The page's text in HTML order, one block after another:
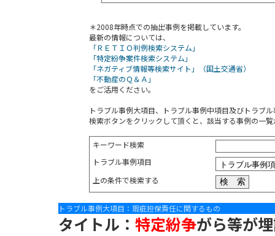
＊2008年時点での抽出事例を掲載しています。
最新の情報については、
「ＲＥＴＩＯ判例検索システム」
「特定紛争案件検索システム」
「ネガティブ情報等検索サイト」（国土交通省）
「不動産のＱ＆Ａ」
をご活用ください。
トラブル事例大項目、トラブル事例中項目及びトラブ
検索ボタンをクリックして頂くと、該当する事例の一
キーワード検索
トラブル事例項目
上の条件で検索する
トラブル事例大項目：瑕疵担保責任に関するもの
タイトル： 特定紛争がら等が